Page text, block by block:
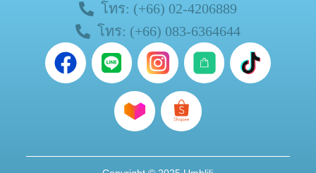
โทร: (+66) 02-4206889
โทร: (+66) 083-6364644